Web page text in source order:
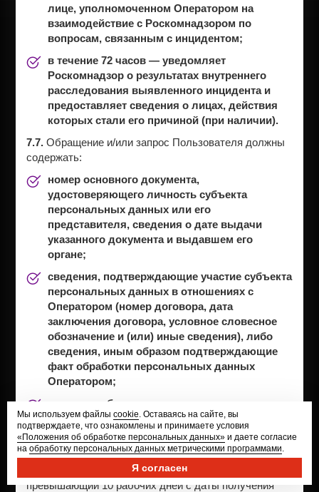
лице, уполномоченном Оператором на
взаимодействие с Роскомнадзором по
вопросам, связанным с инцидентом;
в течение 72 часов — уведомляет
Роскомнадзор о результатах внутреннего
расследования выявленного инцидента и
предоставляет сведения о лицах, действия
которых стали его причиной (при наличии).
7.7. Обращение и/или запрос Пользователя должны
содержать:
номер основного документа,
удостоверяющего личность субъекта
персональных данных или его
представителя, сведения о дате выдачи
указанного документа и выдавшем его
органе;
сведения, подтверждающие участие субъекта
персональных данных в отношениях с
Оператором (номер договора, дата
заключения договора, условное словесное
обозначение и (или) иные сведения), либо
сведения, иным образом подтверждающие
факт обработки персональных данных
Оператором;
подпись субъекта персональных данных или
его представителя.
7.8.При обращении субъекта персональных данных
к Оператору с требованием о прекращении
обработки персональных данных в срок, не
превышающий 10 рабочих дней с даты получения
Мы используем файлы cookie. Оставаясь на сайте, вы
подтверждаете, что ознакомлены и принимаете условия
«Положения об обработке персональных данных» и даете согласие
на обработку персональных данных метрическими программами.
Я согласен